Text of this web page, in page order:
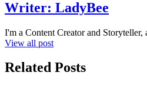
Writer: LadyBee
I'm a Content Creator and
View all post
Related Posts